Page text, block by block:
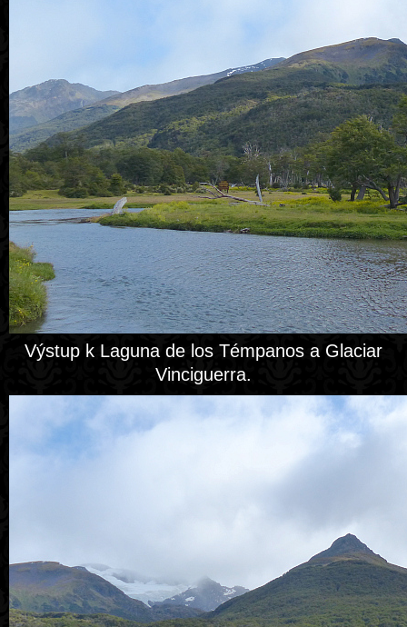
Výstup k Laguna de los Témpanos a Glaciar
Vinciguerra.